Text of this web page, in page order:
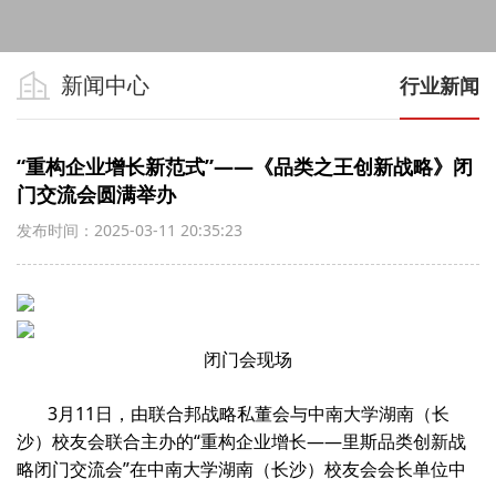
新闻中心 行业新闻
“重构企业增长新范式”——《品类之王创新战略》闭
门交流会圆满举办
发布时间：2025-03-11 20:35:23
闭门会现场
3月11日，由联合邦战略私董会与中南大学湖南（长
沙）校友会联合主办的“重构企业增长——里斯品类创新战
略闭门交流会”在中南大学湖南（长沙）校友会会长单位中